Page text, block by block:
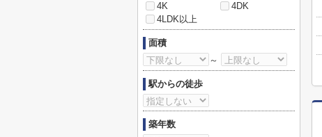
4K
4DK
4LDK以上
面積
～
駅からの徒歩
築年数